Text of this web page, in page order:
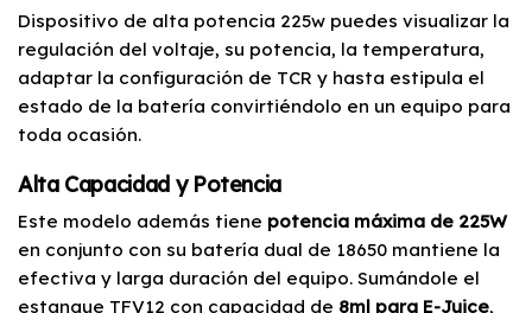
Dispositivo de alta potencia 225w puedes visualizar la
regulación del voltaje, su potencia, la temperatura,
adaptar la configuración de TCR y hasta estipula el
estado de la batería convirtiéndolo en un equipo para
toda ocasión.
Alta Capacidad y Potencia
Este modelo además tiene potencia máxima de 225W
en conjunto con su batería dual de 18650 mantiene la
efectiva y larga duración del equipo. Sumándole el
estanque TFV12 con capacidad de 8ml para E-Juice,